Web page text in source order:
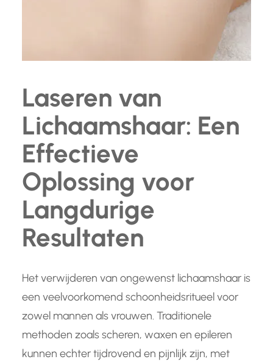
Laseren van
Lichaamshaar: Een
Effectieve
Oplossing voor
Langdurige
Resultaten
Het verwijderen van ongewenst lichaamshaar is
een veelvoorkomend schoonheidsritueel voor
zowel mannen als vrouwen. Traditionele
methoden zoals scheren, waxen en epileren
kunnen echter tijdrovend en pijnlijk zijn, met